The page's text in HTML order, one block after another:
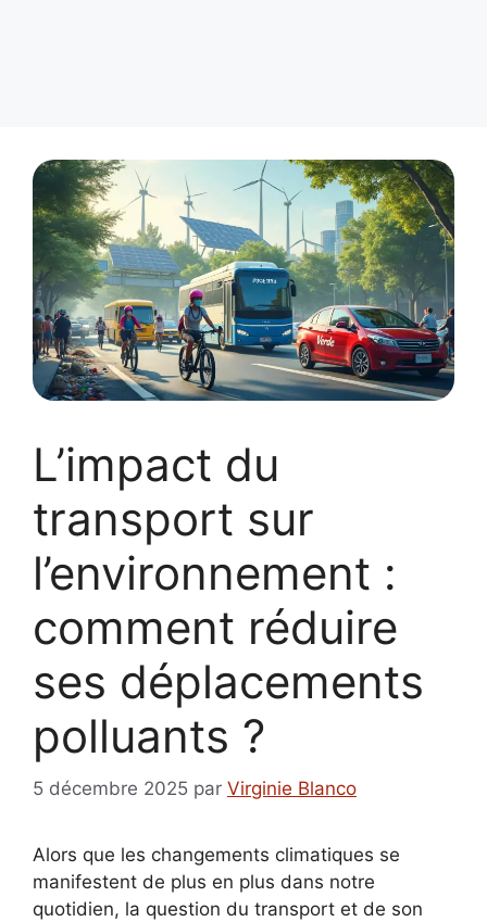
L’impact du
transport sur
l’environnement :
comment réduire
ses déplacements
polluants ?
5 décembre 2025 par Virginie Blanco
Alors que les changements climatiques se
manifestent de plus en plus dans notre
quotidien, la question du transport et de son